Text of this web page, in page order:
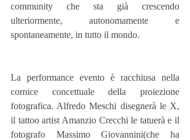
community che sta già crescendo
ulteriormente, autonomamente e
spontaneamente, in tutto il mondo.
La performance evento è racchiusa nella
cornice concettuale della proiezione
fotografica. Alfredo Meschi disegnerà le X,
il tattoo artist Amanzio Crecchi le tatuerà e il
fotografo Massimo Giovannini(che ha